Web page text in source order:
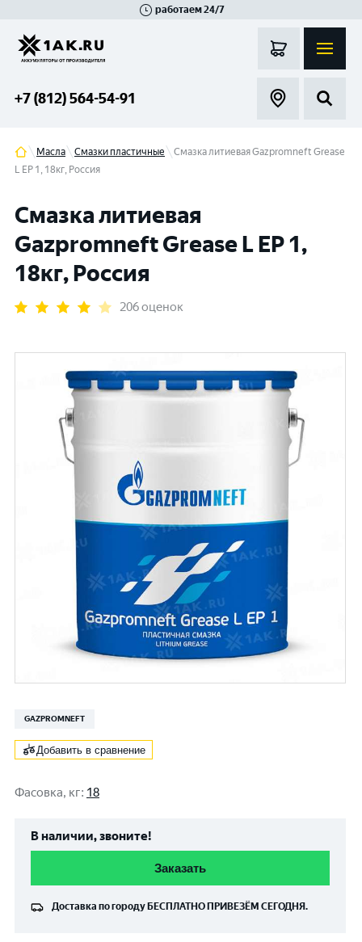
работаем 24/7
+7 (812) 564-54-91
Масла Смазки пластичные
Смазка литиевая Gazpromneft Grease
L EP 1, 18кг, Россия
Смазка литиевая
Gazpromneft Grease L EP 1,
18кг, Россия
206 оценок
GAZPROMNEFT
Добавить в сравнение
Фасовка, кг: 18
В наличии, звоните!
Заказать
Доставка по городу БЕСПЛАТНО ПРИВЕЗЁМ СЕГОДНЯ.
Гатчина